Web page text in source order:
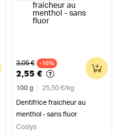
Ancien prix
3,05 € -16%
2,55 €
100 g 25,50 €/ kg
Dentifrice fraicheur au
menthol - sans fluor
0
Coslys